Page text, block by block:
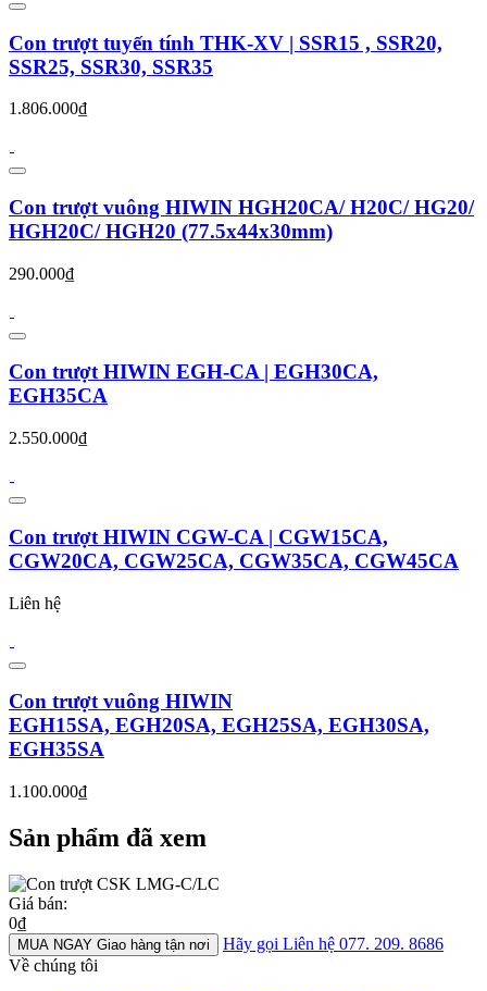
Con trượt tuyến tính THK-XV | SSR15 , SSR20,
SSR25, SSR30, SSR35
1.806.000₫
Con trượt vuông HIWIN HGH20CA/ H20C/ HG20/
HGH20C/ HGH20 (77.5x44x30mm)
290.000₫
Con trượt HIWIN EGH-CA | EGH30CA,
EGH35CA
2.550.000₫
Con trượt HIWIN CGW-CA | CGW15CA,
CGW20CA, CGW25CA, CGW35CA, CGW45CA
Liên hệ
Con trượt vuông HIWIN
EGH15SA, EGH20SA, EGH25SA, EGH30SA,
EGH35SA
1.100.000₫
Sản phẩm đã xem
Giá bán:
0₫
MUA NGAY Giao hàng tận nơi Hãy gọi Liên hệ 077. 209. 8686
Về chúng tôi